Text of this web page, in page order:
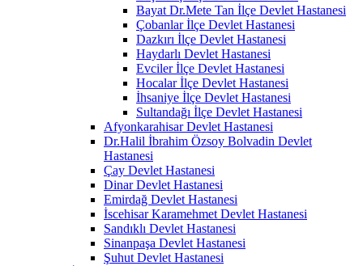
Bayat Dr.Mete Tan İlçe Devlet Hastanesi
Çobanlar İlçe Devlet Hastanesi
Dazkırı İlçe Devlet Hastanesi
Haydarlı Devlet Hastanesi
Evciler İlçe Devlet Hastanesi
Hocalar İlçe Devlet Hastanesi
İhsaniye İlçe Devlet Hastanesi
Sultandağı İlçe Devlet Hastanesi
Afyonkarahisar Devlet Hastanesi
Dr.Halil İbrahim Özsoy Bolvadin Devlet
Hastanesi
Çay Devlet Hastanesi
Dinar Devlet Hastanesi
Emirdağ Devlet Hastanesi
İscehisar Karamehmet Devlet Hastanesi
Sandıklı Devlet Hastanesi
Sinanpaşa Devlet Hastanesi
Şuhut Devlet Hastanesi